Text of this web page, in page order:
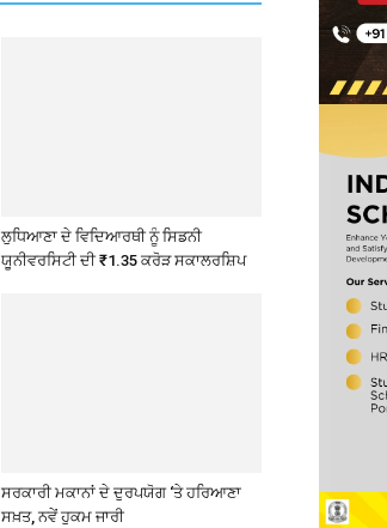
ਲੁਧਿਆਣਾ ਦੇ ਵਿਦਿਆਰਥੀ ਨੂੰ ਸਿਡਨੀ
ਯੂਨੀਵਰਸਿਟੀ ਦੀ ₹1.35 ਕਰੋੜ ਸਕਾਲਰਸ਼ਿਪ
ਸਰਕਾਰੀ ਮਕਾਨਾਂ ਦੇ ਦੁਰਪਯੋਗ ‘ਤੇ ਹਰਿਆਣਾ
ਸਖ਼ਤ, ਨਵੇਂ ਹੁਕਮ ਜਾਰੀ